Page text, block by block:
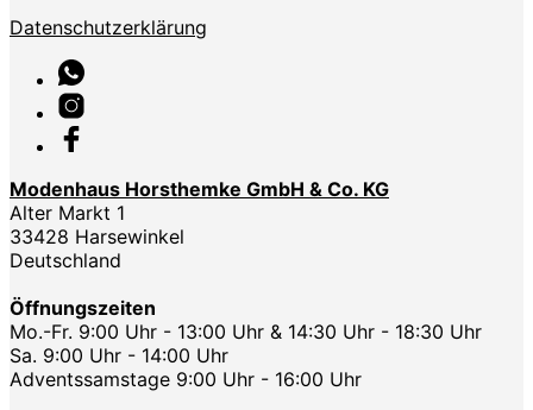
Datenschutzerklärung
Modenhaus Horsthemke GmbH & Co. KG
Alter Markt 1
33428 Harsewinkel
Deutschland
Öffnungszeiten
Mo.-Fr. 9:00 Uhr - 13:00 Uhr & 14:30 Uhr - 18:30 Uhr
Sa. 9:00 Uhr - 14:00 Uhr
Adventssamstage 9:00 Uhr - 16:00 Uhr